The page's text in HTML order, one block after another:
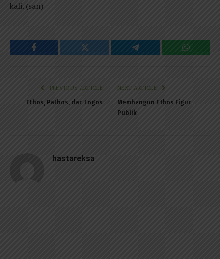
kali. (san)
Facebook Twitter Telegram
PREVIOUS ARTICLE
Ethos, Pathos, dan Logos
NEXT ARTICLE
Membangun Ethos Figur
Publik
hastareksa